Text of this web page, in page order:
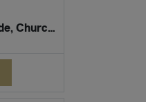
Omnipollo x Great Divide, Church Titan DIPA 8% (Burk 440ml)